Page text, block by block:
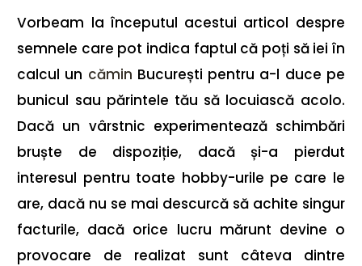
Vorbeam la începutul acestui articol despre
semnele care pot indica faptul că poți să iei în
calcul un cămin București pentru a-l duce pe
bunicul sau părintele tău să locuiască acolo.
Dacă un vârstnic experimentează schimbări
bruște de dispoziție, dacă și-a pierdut
interesul pentru toate hobby-urile pe care le
are, dacă nu se mai descurcă să achite singur
facturile, dacă orice lucru mărunt devine o
provocare de realizat sunt câteva dintre